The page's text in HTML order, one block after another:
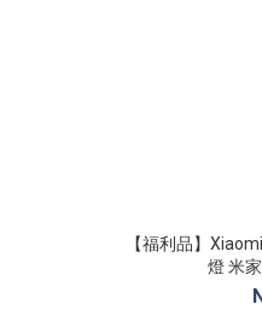
【福利品】
燈 米